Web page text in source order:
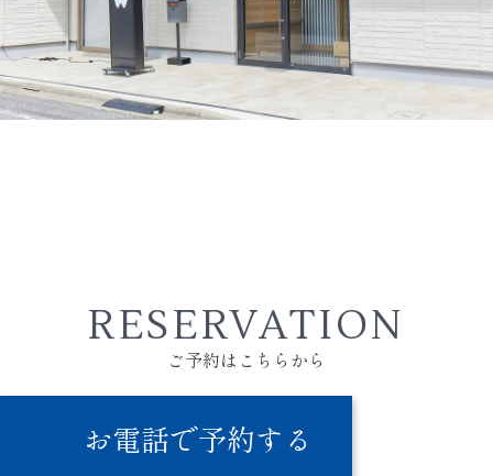
RESERVATION
ご予約はこちらから
お電話で予約する